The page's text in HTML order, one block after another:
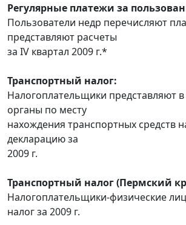
Регулярные платежи за
Пользователи недр перечисляют
представляют расчеты
за IV квартал 2009 г.*
Транспортный налог:
Налогоплательщики представляют
органы по месту
нахождения транспортных средств
декларацию за
2009 г.
Транспортный налог (Пермский
Налогоплательщики-физические
налог за 2009 г.